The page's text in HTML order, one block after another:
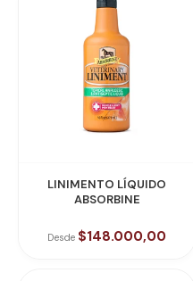
LINIMENTO LÍQUIDO
ABSORBINE
Desde $148.000,00